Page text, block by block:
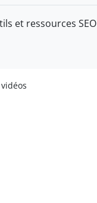
et ressources SEO